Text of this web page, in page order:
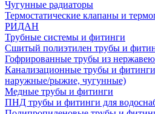
Чугунные радиаторы
Термостатические клапаны и
РИДАН
Трубные системы и фитинги
Сшитый полиэтилен трубы и
Гофрированные трубы из
Канализационные трубы и
наружные/рыжие, чугунные)
Медные трубы и фитинги
ПНД трубы и фитинги для